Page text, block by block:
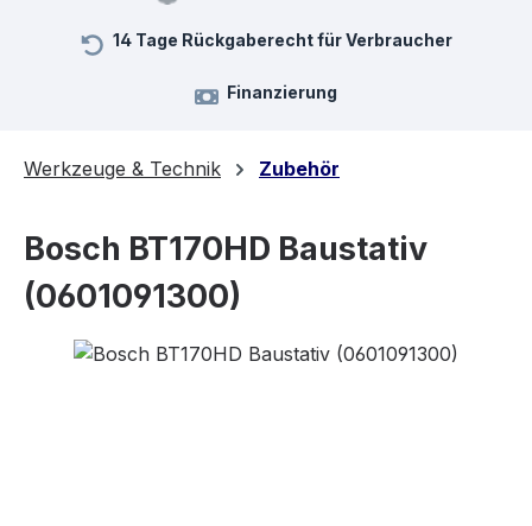
14 Tage Rückgaberecht für Verbraucher
Finanzierung
Werkzeuge & Technik Zubehör
Bosch BT170HD Baustativ
(0601091300)
Bildergalerie überspringen